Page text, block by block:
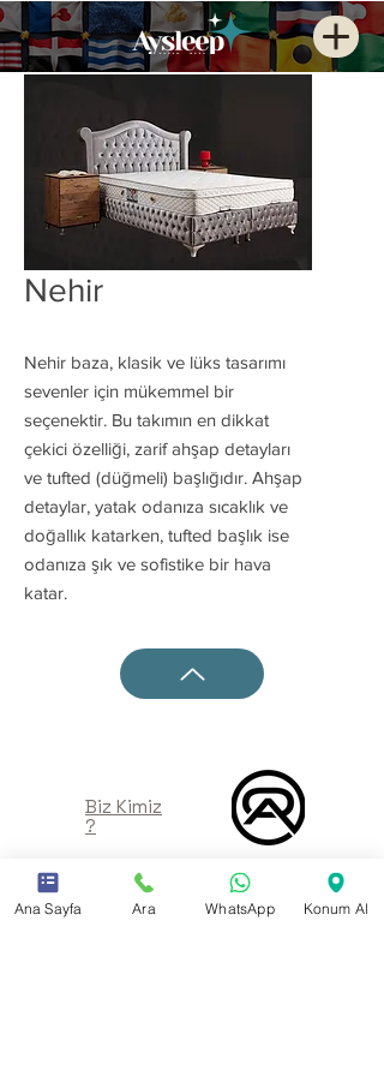
Nehir
Nehir baza, klasik ve lüks tasarımı
sevenler için mükemmel bir
seçenektir. Bu takımın en dikkat
çekici özelliği, zarif ahşap detayları
ve tufted (düğmeli) başlığıdır. Ahşap
detaylar, yatak odanıza sıcaklık ve
doğallık katarken, tufted başlık ise
odanıza şık ve sofistike bir hava
katar.
Biz Kimiz
?
Müşteri
Ana Sayfa Ara WhatsApp Konum Al